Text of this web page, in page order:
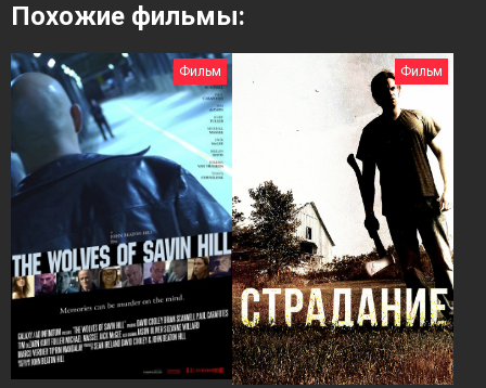
Похожие фильмы:
Фильм Фильм